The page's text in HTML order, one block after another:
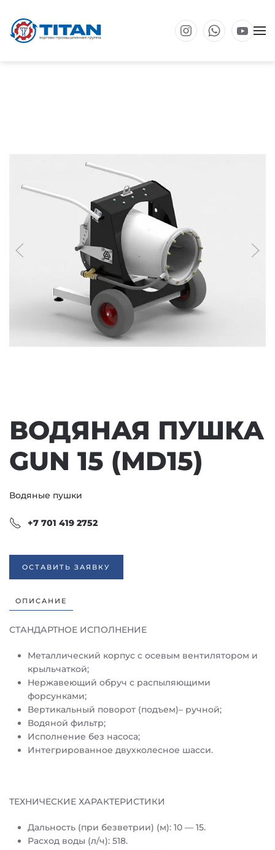
Перейти к основному содержанию
ВОДЯНАЯ ПУШКА
GUN 15 (MD15)
Водяные пушки
+7 701 419 2752
ОСТАВИТЬ ЗАЯВКУ
ОПИСАНИЕ
СТАНДАРТНОЕ ИСПОЛНЕНИЕ
Металлический корпус с осевым вентилятором и
крыльчаткой;
Нержавеющий обруч с распыляющими
форсунками;
Вертикальный поворот (подъем)– ручной;
Водяной фильтр;
Исполнение без насоса;
Интегрированное двухколесное шасси.
ТЕХНИЧЕСКИЕ ХАРАКТЕРИСТИКИ
Дальность (при безветрии) (м): 10 — 15.
Расход воды (л/ч): 518.